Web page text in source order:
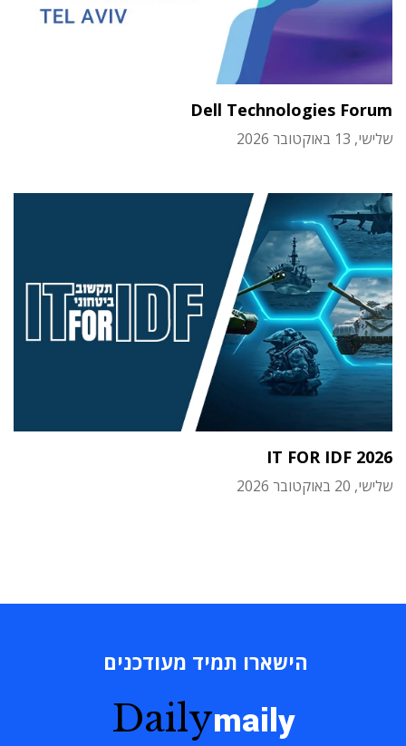
Dell Technologies Forum
שלישי, 13 באוקטובר 2026
IT FOR IDF 2026
שלישי, 20 באוקטובר 2026
הישארו תמיד מעודכנים
Dailymaily